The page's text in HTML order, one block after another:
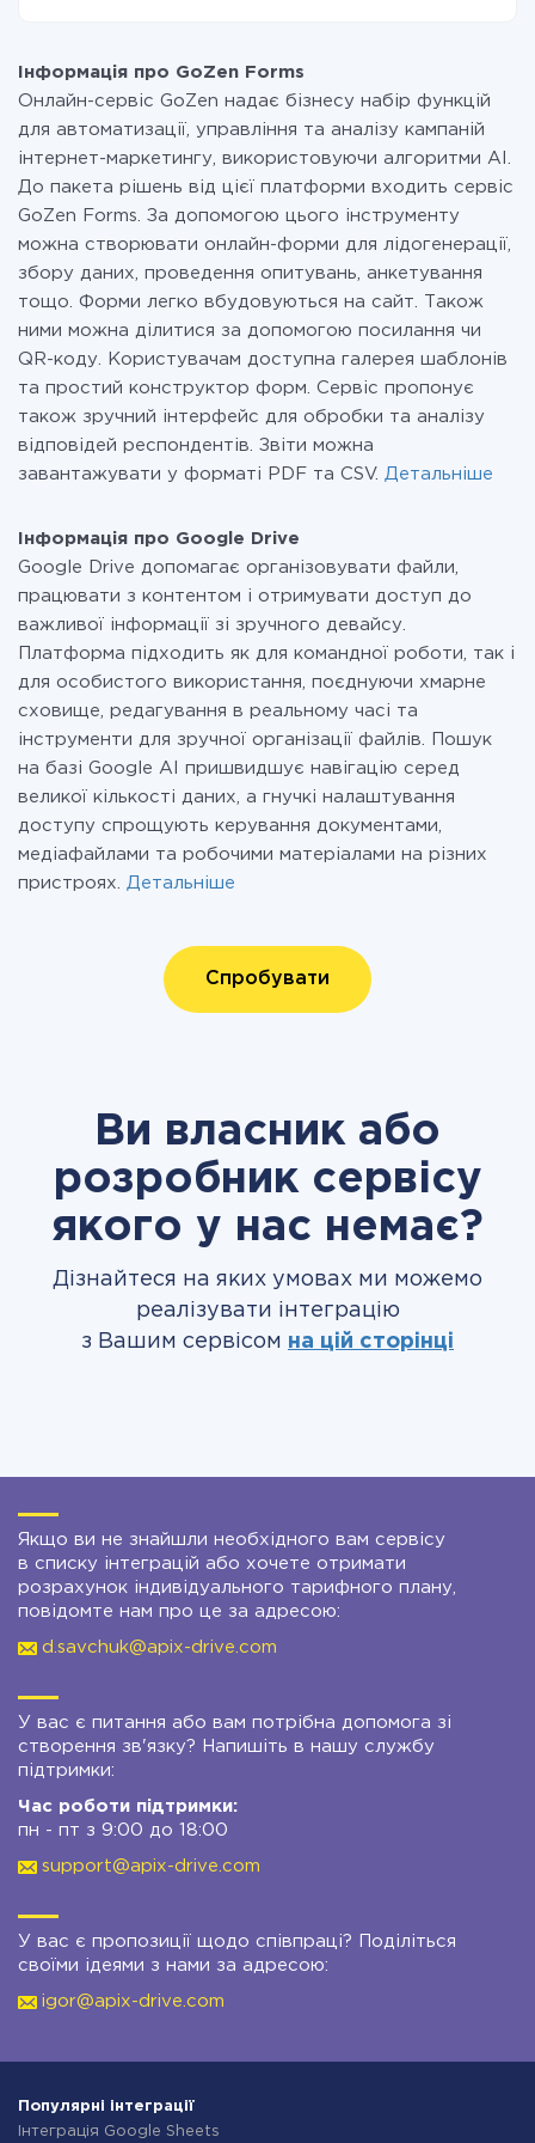
при необхідності. Детальніше про
Інформація про GoZen Forms
Онлайн-сервіс GoZen надає бізнесу набір функцій
для автоматизації, управління та аналізу кампаній
інтернет-маркетингу, використовуючи алгоритми AI.
До пакета рішень від цієї платформи входить сервіс
GoZen Forms. За допомогою цього інструменту
можна створювати онлайн-форми для лідогенерації,
збору даних, проведення опитувань, анкетування
тощо. Форми легко вбудовуються на сайт. Також
ними можна ділитися за допомогою посилання чи
QR-коду. Користувачам доступна галерея шаблонів
та простий конструктор форм. Сервіс пропонує
також зручний інтерфейс для обробки та аналізу
відповідей респондентів. Звіти можна
завантажувати у форматі PDF та CSV. Детальніше
Інформація про Google Drive
Google Drive допомагає організовувати файли,
працювати з контентом і отримувати доступ до
важливої інформації зі зручного девайсу.
Платформа підходить як для командної роботи, так і
для особистого використання, поєднуючи хмарне
сховище, редагування в реальному часі та
інструменти для зручної організації файлів. Пошук
на базі Google AI пришвидшує навігацію серед
великої кількості даних, а гнучкі налаштування
доступу спрощують керування документами,
медіафайлами та робочими матеріалами на різних
пристроях. Детальніше
Спробувати
Ви власник або
розробник сервісу
якого у нас немає?
Дізнайтеся на яких умовах ми можемо
реалізувати інтеграцію
з Вашим сервісом на цій сторінці
Якщо ви не знайшли необхідного вам сервісу
в списку інтеграцій або хочете отримати
розрахунок індивідуального тарифного плану,
повідомте нам про це за адресою:
d.savchuk@apix-drive.com
У вас є питання або вам потрібна допомога зі
створення зв'язку? Напишіть в нашу службу
підтримки:
Час роботи підтримки:
пн - пт з 9:00 до 18:00
support@apix-drive.com
У вас є пропозиції щодо співпраці? Поділіться
своїми ідеями з нами за адресою:
igor@apix-drive.com
Популярні інтеграції
Інтеграція Google Sheets